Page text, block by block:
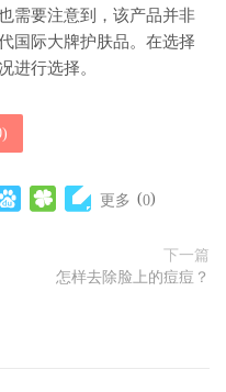
需要注意到，该产品并非
国际大牌护肤品。在选择
进行选择。
)
更多 (0)
下一篇
怎样去除脸上的痘痘？